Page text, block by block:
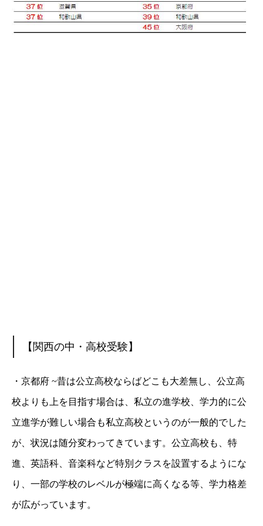
【関西の中・高校受験】
・京都府 ~昔は公立高校ならばどこも大差無し、公立高
校よりも上を目指す場合は、私立の進学校、学力的に公
立進学が難しい場合も私立高校というのが一般的でした
が、状況は随分変わってきています。公立高校も、特
進、英語科、音楽科など特別クラスを設置するようにな
り、一部の学校のレベルが極端に高くなる等、学力格差
が広がっています。